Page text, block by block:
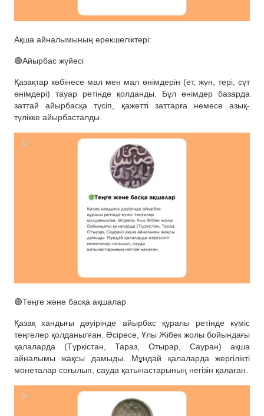
Ақша айналымының ерекшеліктері:
🟢Айырбас жүйесі
Қазақтар көбінесе мал мен мал өнімдерін (ет, жүн, тері, сүт
өнімдері) тауар ретінде қолданды. Бұл өнімдер базарда
заттай айырбасқа түсіп, қажетті заттарға немесе азық-
түлікке айырбасталды.
🟢Теңге және басқа ақшалар
Қазақ хандығы дәуірінде айырбас құралы ретінде күміс
теңгелер қолданылған. Әсіресе, Ұлы Жібек жолы бойындағы
қалаларда (Түркістан, Тараз, Отырар, Сауран) ақша
айналымы жақсы дамыды. Мұндай қалаларда жергілікті
монеталар соғылып, сауда қатынастарының негізін қалаған.